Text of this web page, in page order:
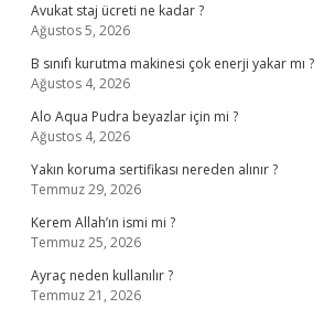
Avukat staj ücreti ne kadar ?
Ağustos 5, 2026
B sınıfı kurutma makinesi çok enerji yakar mı ?
Ağustos 4, 2026
Alo Aqua Pudra beyazlar için mi ?
Ağustos 4, 2026
Yakın koruma sertifikası nereden alınır ?
Temmuz 29, 2026
Kerem Allah’ın ismi mi ?
Temmuz 25, 2026
Ayraç neden kullanılır ?
Temmuz 21, 2026